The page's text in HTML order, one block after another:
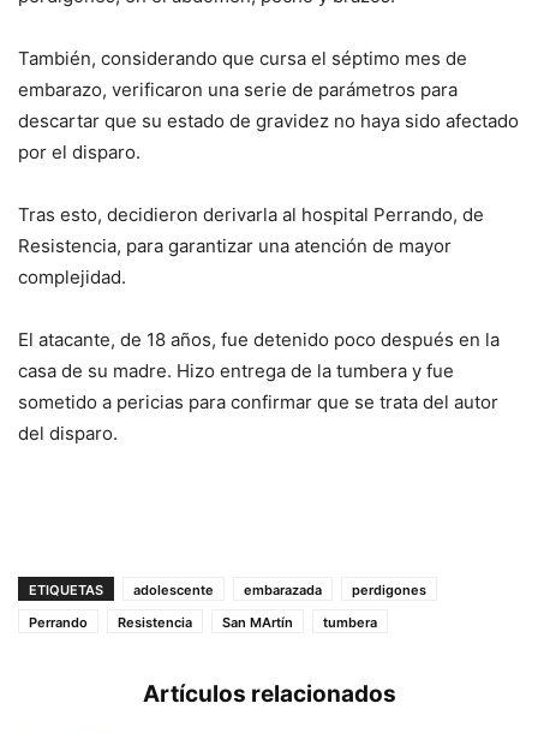
También, considerando que cursa el séptimo mes de
embarazo, verificaron una serie de parámetros para
descartar que su estado de gravidez no haya sido afectado
por el disparo.
Tras esto, decidieron derivarla al hospital Perrando, de
Resistencia, para garantizar una atención de mayor
complejidad.
El atacante, de 18 años, fue detenido poco después en la
casa de su madre. Hizo entrega de la tumbera y fue
sometido a pericias para confirmar que se trata del autor
del disparo.
ETIQUETAS adolescente embarazada
perdigones
Perrando
Resistencia San MArtín tumbera
Artículos relacionados